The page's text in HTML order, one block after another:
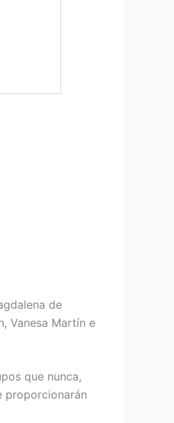
de
Vanesa Martín e
que nunca,
proporcionarán